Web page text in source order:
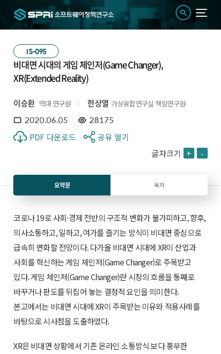
IS-095
비대면 시대의 게임 체인저(Game Changer),
XR(Extended Reality)
이승환 역대 연구원 한상열 가상융합연구실 책임연구원
2020.06.05 28175
PDF 다운로드
공유 열기
글자크기 + -
요약문 목차
코로나 19로 사회·경제 전반의 구조적 변화가 불가피하고, 향후,
의사소통하고, 일하고, 여가를 즐기는 방식이 비대면 중심으로
급속히 변화할 전망이다. 다가올 비대면 시대에 XR이 산업과
사회를 혁신하는 게임 체인저(Game Changer)로 주목받고
있다. 게임 체인저(Game Changer)란 시장의 흐름을 통째로
바꾸거나 판도를 뒤집어 놓는 결정적 요인을 의미한다.
본고에서는 비대면 시대에 XR이 주목받는 이유와 적용사례를
바탕으로 시사점을 도출하였다.
XR은 비대면 상황에서 기존 온라인 소통방식 보다 풍부한